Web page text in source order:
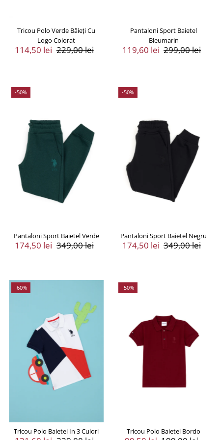
Tricou Polo Verde Băieți Cu
Logo Colorat
Preț
114,50 lei Preț
229,00 lei
Pantaloni Sport Baietel
Bleumarin
Preț
119,60 lei Preț
299,00 lei
-50%
Pantaloni Sport Baietel Verde
Preț
174,50 lei Preț
349,00 lei
-50%
Pantaloni Sport Baietel Negru
Preț
174,50 lei Preț
349,00 lei
-60%
Tricou Polo Baietel In 3 Culori
-50%
Tricou Polo Baietel Bordo